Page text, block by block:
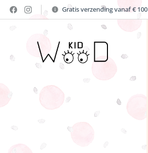
Gratis verzending vanaf € 100